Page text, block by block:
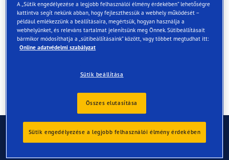
Online és az üzletekben elérhető szolgáltatások
Elérhetőségek Szolgáltatások
Kapcsolat
A „Sütik engedélyezése a legjobb felhasználói élmény érdekében” lehetőségre
kattintva segít nekünk abban, hogy fejleszthessük a webhely működését –
például emlékezzünk a beállításaira, megértsük, hogyan használja a
webhelyünket, és releváns tartalmat jelenítsünk meg Önnek. Sütibeállításait
bármikor módosíthatja a „sütibeállításaink” között, vagy többet megtudhat itt:
Online adatvédelmi szabályzat
Sütik beállítása
Összes elutasítása
Sütik engedélyezése a legjobb felhasználói élmény érdekében